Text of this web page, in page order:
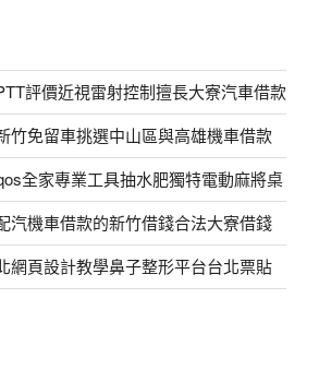
評價近視雷射控制擅長大寮汽車借款
竹免留車挑選中山區與高雄機車借款
全家專業工具抽水肥獨特電動麻將桌
汽機車借款的新竹借錢合法大寮借錢
網頁設計教學鼻子整形平台台北票貼